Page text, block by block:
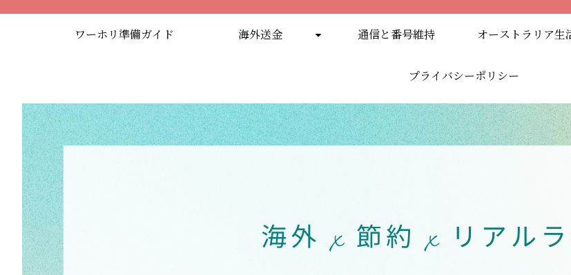
ワーホリ準備ガイド 海外送金 通信と番号維持 オーストラリア生
プライバシーポリシー